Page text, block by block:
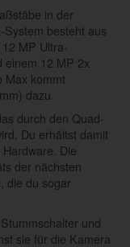
in der
besteht aus
MP Ultra-
einem 12 MP 2x
Max kommt
dazu.
durch den Quad-
Du erhältst damit
Die
der nächsten
die du sogar
und
sie für die Kamera